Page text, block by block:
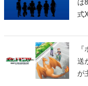
式
送
が